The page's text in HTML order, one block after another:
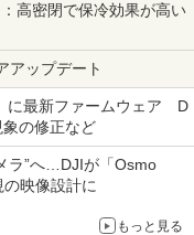
高密閉で保冷効果が高い
アップデート
に最新ファームウェア D
の修正など
ラ”へ…DJIが「Osmo
映像設計に
もっと見る